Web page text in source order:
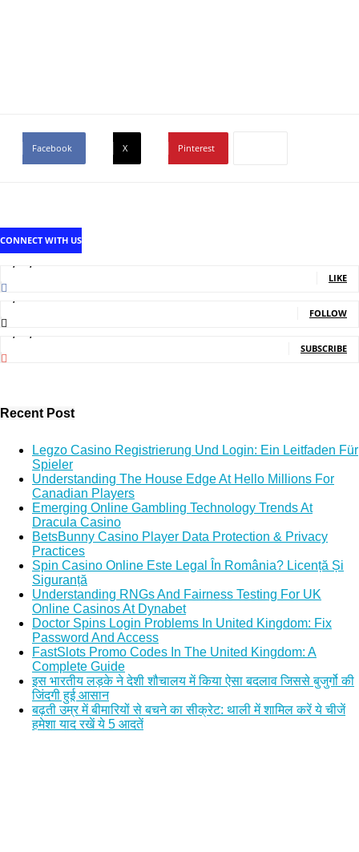
Facebook X Pinterest
CONNECT WITH US
LIKE
FOLLOW
SUBSCRIBE
Recent Post
Legzo Casino Registrierung Und Login: Ein Leitfaden Für
Spieler
Understanding The House Edge At Hello Millions For
Canadian Players
Emerging Online Gambling Technology Trends At
Dracula Casino
BetsBunny Casino Player Data Protection & Privacy
Practices
Spin Casino Online Este Legal În România? Licență Și
Siguranță
Understanding RNGs And Fairness Testing For UK
Online Casinos At Dynabet
Doctor Spins Login Problems In United Kingdom: Fix
Password And Access
FastSlots Promo Codes In The United Kingdom: A
Complete Guide
इस भारतीय लड़के ने देशी शौचालय में किया ऐसा बदलाव जिससे बुजुर्गो की
जिंदगी हुई आसान
बढ़ती उम्र में बीमारियों से बचने का सीक्रेट: थाली में शामिल करें ये चीजें
हमेशा याद रखें ये 5 आदतें